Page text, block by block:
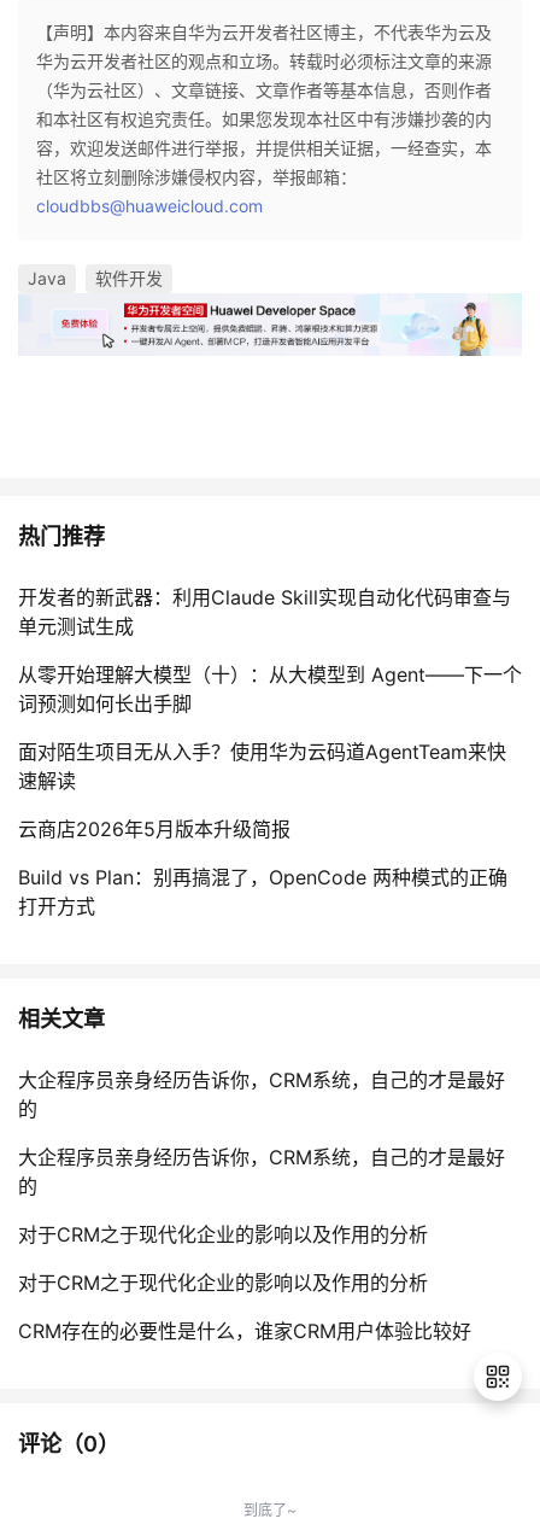
【声明】本内容来自华为云开发者社区博主，不代表华为云及
华为云开发者社区的观点和立场。转载时必须标注文章的来源
（华为云社区）、文章链接、文章作者等基本信息，否则作者
和本社区有权追究责任。如果您发现本社区中有涉嫌抄袭的内
容，欢迎发送邮件进行举报，并提供相关证据，一经查实，本
社区将立刻删除涉嫌侵权内容，举报邮箱：
cloudbbs@huaweicloud.com
Java 软件开发
热门推荐
开发者的新武器：利用Claude Skill实现自动化代码审查与
单元测试生成
从零开始理解大模型（十）：从大模型到 Agent——下一个
词预测如何长出手脚
面对陌生项目无从入手？使用华为云码道AgentTeam来快
速解读
云商店2026年5月版本升级简报
Build vs Plan：别再搞混了，OpenCode 两种模式的正确
打开方式
相关文章
大企程序员亲身经历告诉你，CRM系统，自己的才是最好
的​
大企程序员亲身经历告诉你，CRM系统，自己的才是最好
的
对于CRM之于现代化企业的影响以及作用的分析
对于CRM之于现代化企业的影响以及作用的分析
CRM存在的必要性是什么，谁家CRM用户体验比较好
评论（0）
到底了~